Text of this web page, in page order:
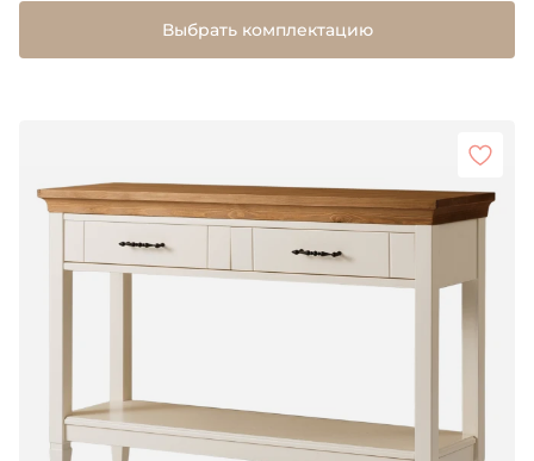
Выбрать комплектацию